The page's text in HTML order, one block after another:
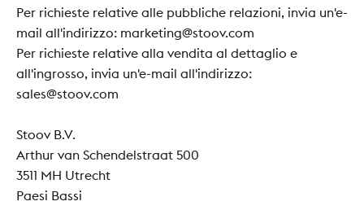
Per richieste relative alle pubbliche relazioni, invia un'e-
mail all'indirizzo: marketing@stoov.com
Per richieste relative alla vendita al dettaglio e
all'ingrosso, invia un'e-mail all'indirizzo:
sales@stoov.com
Stoov B.V.
Arthur van Schendelstraat 500
3511 MH Utrecht
Paesi Bassi